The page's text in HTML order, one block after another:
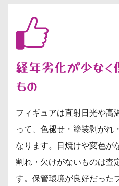
経年劣化が少な
もの
フィギュアは直射日光や高
って、色褪せ・塗装剥がれ
なります。日焼けや変色が
割れ・欠けがないものは査
す。保管環境が良好だった